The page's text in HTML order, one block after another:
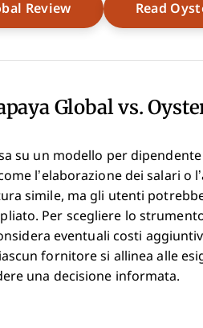
ReviewOpens New Window
Read
Global vs.
su un modello per
l’elaborazione dei salari o
simile, ma gli utenti
Per scegliere lo
eventuali costi
fornitore si allinea alle
una decisione informata.